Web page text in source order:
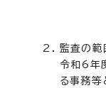
監査の範
令和6年
る事務等